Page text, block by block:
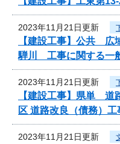
2023年11月21日更新
【建設工事】公共
騨川 工事に関する一
2023年11月21日更新
【建設工事】県単 道
区 道路改良（債務）
2023年11月21日更新